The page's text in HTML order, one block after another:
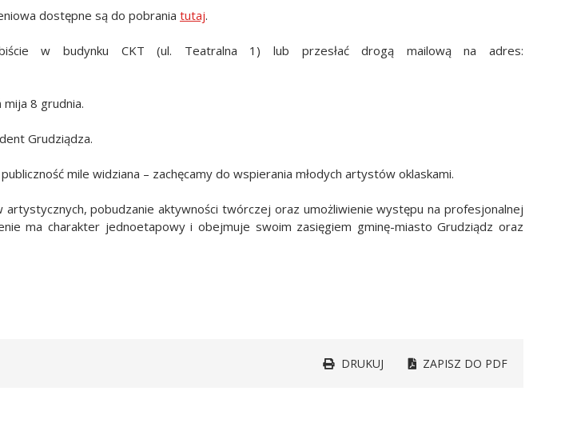
dostępne są do pobrania tutaj.
w budynku CKT (ul. Teatralna 1) lub przesłać drogą mailową na adres:
8 grudnia.
Grudziądza.
mile widziana – zachęcamy do wspierania młodych artystów oklaskami.
artystycznych, pobudzanie aktywności twórczej oraz umożliwienie występu na profesjonalnej
ma charakter jednoetapowy i obejmuje swoim zasięgiem gminę-miasto Grudziądz oraz
DRUKUJ ZAPISZ DO PDF